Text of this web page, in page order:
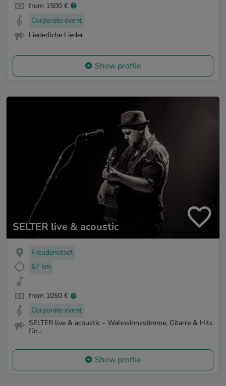
from 1500 €
Corporate event
Liederliche Lieder
Show profile
SELTER live & acoustic
Freudenstadt
67 km
from 1050 €
Corporate event
SELTER live & acoustic – Wahnsinnsstimme, Gitarre & Hits
für...
Show profile